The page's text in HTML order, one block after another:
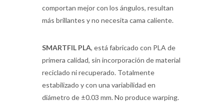
comportan mejor con los ángulos, resultan
más brillantes y no necesita cama caliente.
SMARTFIL PLA, está fabricado con PLA de
primera calidad, sin incorporación de material
reciclado ni recuperado. Totalmente
estabilizado y con una variabilidad en
diámetro de ±0.03 mm. No produce warping.